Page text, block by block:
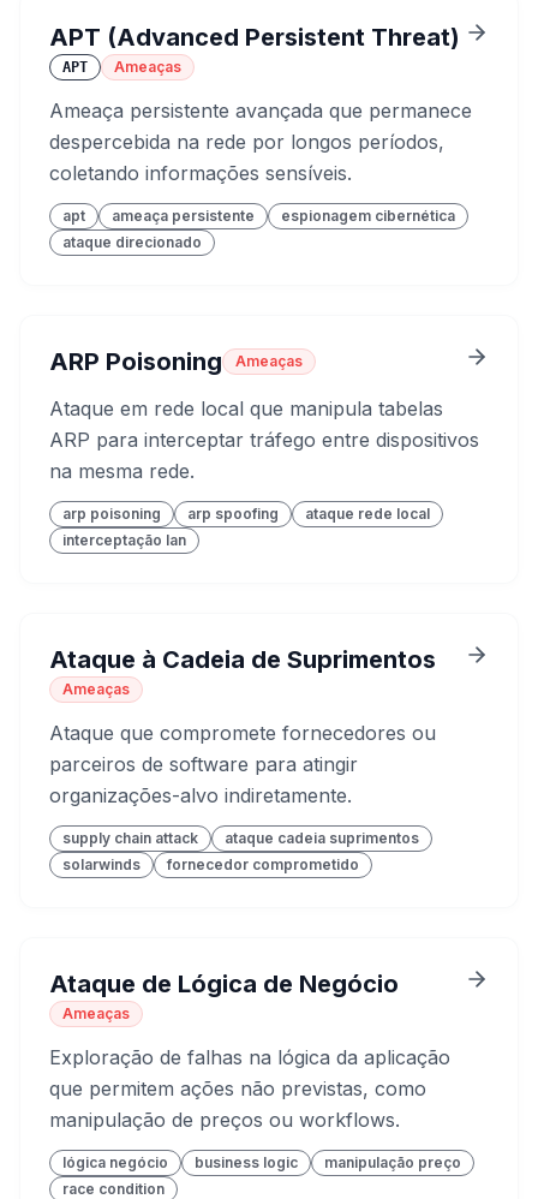
APT (Advanced Persistent Threat)
APT Ameaças
Ameaça persistente avançada que permanece
despercebida na rede por longos períodos,
coletando informações sensíveis.
apt ameaça persistente
espionagem cibernética
ataque direcionado
ARP Poisoning Ameaças
Ataque em rede local que manipula tabelas
ARP para interceptar tráfego entre dispositivos
na mesma rede.
arp poisoning arp spoofing
ataque rede local
interceptação lan
Ataque à Cadeia de Suprimentos
Ameaças
Ataque que compromete fornecedores ou
parceiros de software para atingir
organizações-alvo indiretamente.
supply chain attack
ataque cadeia suprimentos
solarwinds
fornecedor comprometido
Ataque de Lógica de Negócio
Ameaças
Exploração de falhas na lógica da aplicação
que permitem ações não previstas, como
manipulação de preços ou workflows.
lógica negócio business logic
manipulação preço
race condition